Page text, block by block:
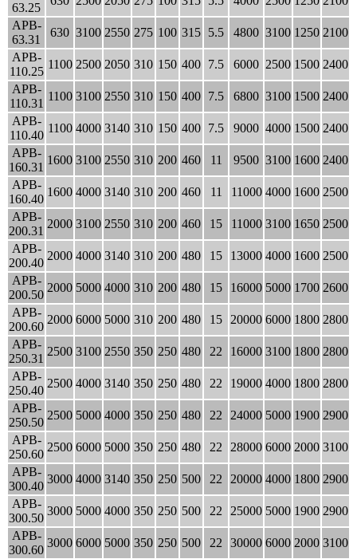
63.25
APB-
63.31
630 3100 2550 275 100 315 5.5 4800 3100 1250 2100
APB-
110.25
1100 2500 2050 310 150 400 7.5 6000 2500 1500 2400
APB-
110.31
1100 3100 2550 310 150 400 7.5 6800 3100 1500 2400
APB-
110.40
1100 4000 3140 310 150 400 7.5 9000 4000 1500 2400
APB-
160.31
1600 3100 2550 310 200 460 11 9500 3100 1600 2400
APB-
160.40
1600 4000 3140 310 200 460 11 11000 4000 1600 2500
APB-
200.31
2000 3100 2550 310 200 460 15 11000 3100 1650 2500
APB-
200.40
2000 4000 3140 310 200 480 15 13000 4000 1600 2500
APB-
200.50
2000 5000 4000 310 200 480 15 16000 5000 1700 2600
APB-
200.60
2000 6000 5000 310 200 480 15 20000 6000 1800 2800
APB-
250.31
2500 3100 2550 350 250 480 22 16000 3100 1800 2800
APB-
250.40
2500 4000 3140 350 250 480 22 19000 4000 1800 2800
APB-
250.50
2500 5000 4000 350 250 480 22 24000 5000 1900 2900
APB-
250.60
2500 6000 5000 350 250 480 22 28000 6000 2000 3100
APB-
300.40
3000 4000 3140 350 250 500 22 20000 4000 1800 2900
APB-
300.50
3000 5000 4000 350 250 500 22 25000 5000 1900 2900
APB-
300.60
3000 6000 5000 350 250 500 22 30000 6000 2000 3100